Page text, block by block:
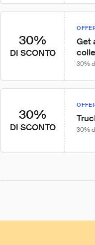
30%
DI SCONTO
Get
30%
30%
DI SCONTO 30%